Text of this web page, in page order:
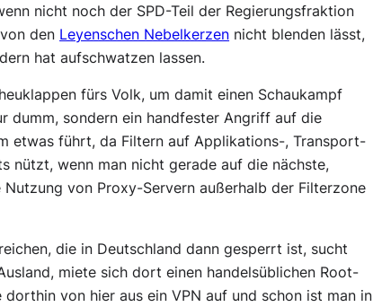
nicht noch der SPD-Teil der Regierungsfraktion
den Leyenschen Nebelkerzen nicht blenden lässt,
hat aufschwatzen lassen.
fürs Volk, um damit einen Schaukampf
dumm, sondern ein handfester Angriff auf die
etwas führt, da Filtern auf Applikations-, Transport-
nützt, wenn man nicht gerade auf die nächste,
von Proxy-Servern außerhalb der Filterzone
die in Deutschland dann gesperrt ist, sucht
miete sich dort einen handelsüblichen Root-
von hier aus ein VPN auf und schon ist man in